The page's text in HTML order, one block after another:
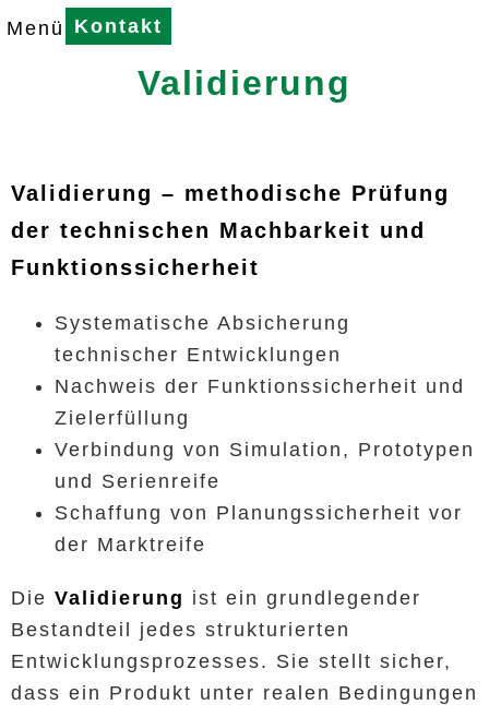
Menü Kontakt
Validierung
Validierung – methodische Prüfung
der technischen Machbarkeit und
Funktionssicherheit
Systematische Absicherung
technischer Entwicklungen
Nachweis der Funktionssicherheit und
Zielerfüllung
Verbindung von Simulation, Prototypen
und Serienreife
Schaffung von Planungssicherheit vor
der Marktreife
Die Validierung ist ein grundlegender
Bestandteil jedes strukturierten
Entwicklungsprozesses. Sie stellt sicher,
dass ein Produkt unter realen Bedingungen